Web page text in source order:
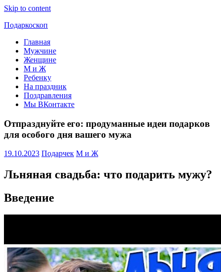
Skip to content
Подаркоскоп
Поможем
выбрать
подарить
Главная
Мужчине
Женщине
М и Ж
Ребенку
На праздник
Поздравления
Мы ВКонтакте
Отпразднуйте его: продуманные идеи подарков
для особого дня вашего мужа
19.10.2023 Подарчек М и Ж
Льняная свадьба: что подарить мужу?
Введение